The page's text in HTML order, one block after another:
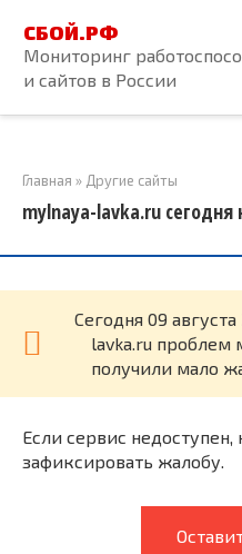
контенту
СБОЙ.РФ
Мониторинг
и сайтов в России
Главная » Другие сайты
mylnaya-lavka.ru сегодня
Cегодня 09
lavka.ru
получили мало
Если сервис
зафиксировать жалобу.